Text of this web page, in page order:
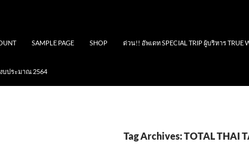
SAMPLE PAGE SHOP ด่วน!! อัพเดท SPECIAL TRIP ผู้บริหาร TRUE
บประมาณ 2564
Tag Archives: TOTAL THAI